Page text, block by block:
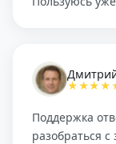
Поддержка
разобраться